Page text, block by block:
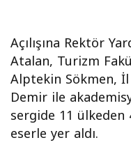
ediliyor! salgını
Açılışına Rektör
Atalan, Turizm
Alptekin Sökmen, İl
Demir ile
sergide 11 ülkeden
eserle yer aldı.